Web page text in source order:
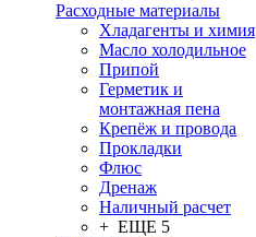
Расходные материалы
Хладагенты и химия
Масло холодильное
Припой
Герметик и
монтажная пена
Крепёж и провода
Прокладки
Флюс
Дренаж
Наличный расчет
+ ЕЩЕ 5